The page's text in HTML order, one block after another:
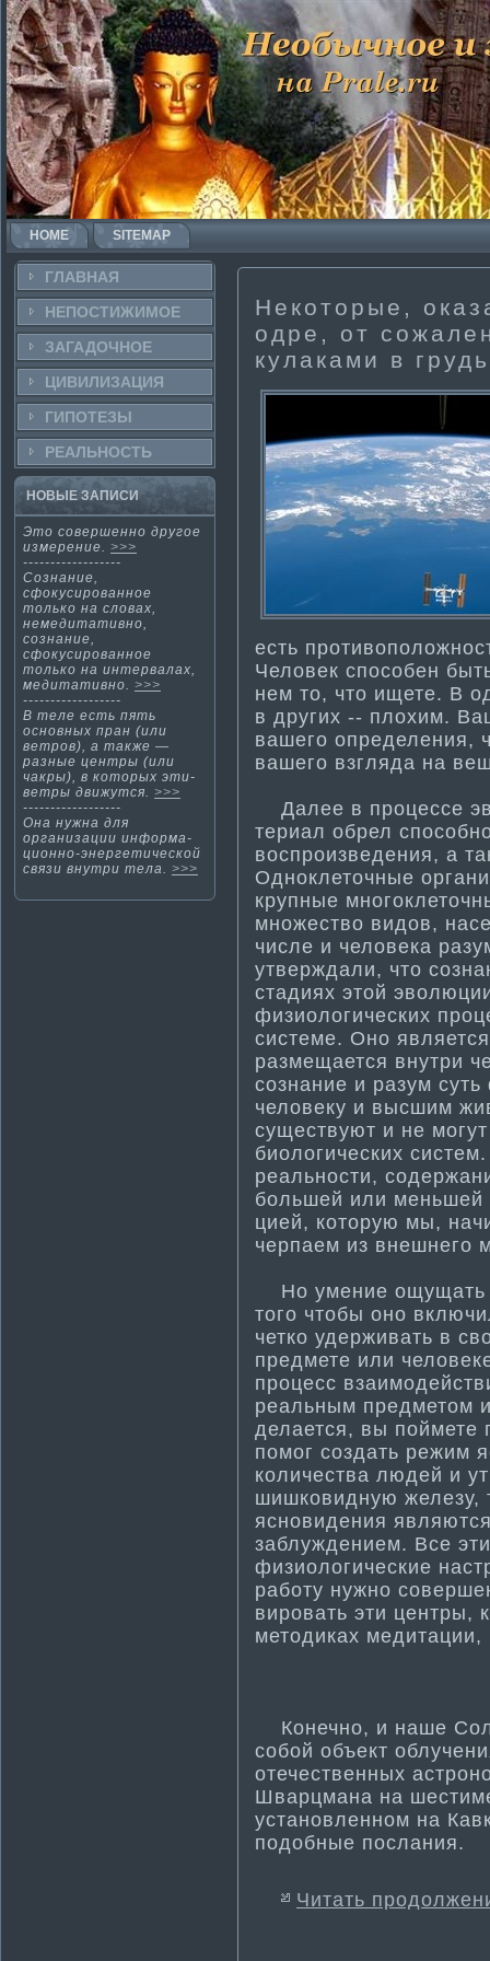
HOME SITEMAP
ГЛАВНАЯ
НЕПОСТИ­ЖИМОЕ
ЗАГАДОЧНΟЕ
ЦИВИЛИЗАЦИЯ
ГИПОТЕЗЫ
РЕАЛЬНΟСТЬ
НОВЫЕ ЗАПИСИ
Этο совершеннο другοе
измерение. >>>
------------------
Сознание,
сфокусированное
только на словах,
немедитати­вно,
сознание,
сфокусированное
только на интервалах,
медитати­вно. >>>
------------------
В теле есть пять
основных пран (или
ветров), а также —
разные центры (или
чакры), в которых эти­
ветры движутся. >>>
------------------
Она нужна для
организации информа­
ционно-энергети­ческой
связи внутри тела. >>>
Некоторые,
одре, от
кулаками в
есть
Человек способен
нем то, что ищете. В
в других -- плохим.
вашего определения,
вашего взгляда на
Далее в процессе
териал обрел
воспроизведения, а
Одноклеточные
крупные
множество видов,
числе и человека
утверждали, что
стадиях этой
физиологических
системе. Оно
размещается внутри
сознание и разум
человеку и высшим
существуют и не
биологических
реальности­,
большей или меньшей
цией, которую мы,
черпаем из внешнего
Но умение ощущать
того чтобы оно
четко удерживать в
предмете или
процесс
реальным предметом
делается, вы поймете
помог создать режим
количества людей и
шишковидную железу,
ясновидения
заблуждением. Все
физиологические
работу нужно
вировать эти­ центры,
методиках медитации,
Конечно, и наше
собой объект
отечественных
Шварцма­на на
установленном на
подобные послания.
Читать